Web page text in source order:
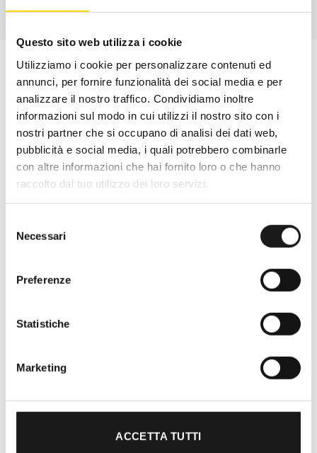
Questo sito web utilizza i cookie
Utilizziamo i cookie per personalizzare contenuti ed
annunci, per fornire funzionalità dei social media e per
analizzare il nostro traffico. Condividiamo inoltre
informazioni sul modo in cui utilizzi il nostro sito con i
nostri partner che si occupano di analisi dei dati web,
pubblicità e social media, i quali potrebbero combinarle
con altre informazioni che hai fornito loro o che hanno
raccolto dal tuo utilizzo dei loro servizi.
delNecessari
Preferenze
Statistiche
Marketing
ACCETTA TUTTI
Lazio. Da sempre soddisfiamo i nostri
l’acquisto un’esperienza formativa e